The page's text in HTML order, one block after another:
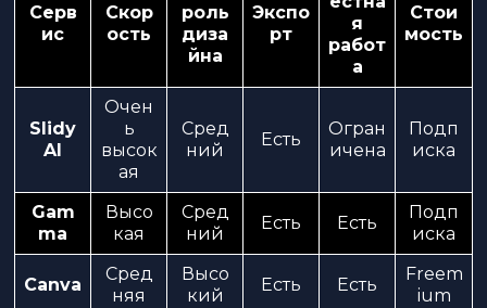
Серв
ис
Скор
ость
роль
диза
йна
Экспо
рт
я
работ
а
Стои
мость
Slidy
AI
Очен
ь
высок
ая
Сред
ний
Есть
Огран
ичена
Подп
иска
Gam
ma
Высо
кая
Сред
ний
Есть Есть
Подп
иска
Canva
Сред
няя
Высо
кий
Есть Есть
Freem
ium